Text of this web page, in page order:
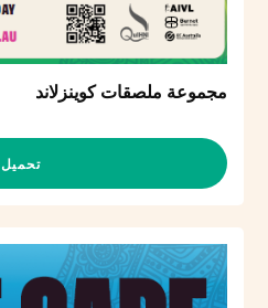
مجموعة ملصقات كوينزلاند
تحميل